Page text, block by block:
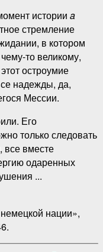
истории a
стремление
в котором
то великому,
остроумие
надежды, да,
Мессии.
Его
только следовать
все вместе
одаренных
...
нации»,